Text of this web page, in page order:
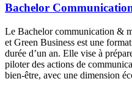
Bachelor
Le Bachelor communication &
et Green Business est une
durée d’un an. Elle vise à
piloter des actions de
bien-être, avec une dimension